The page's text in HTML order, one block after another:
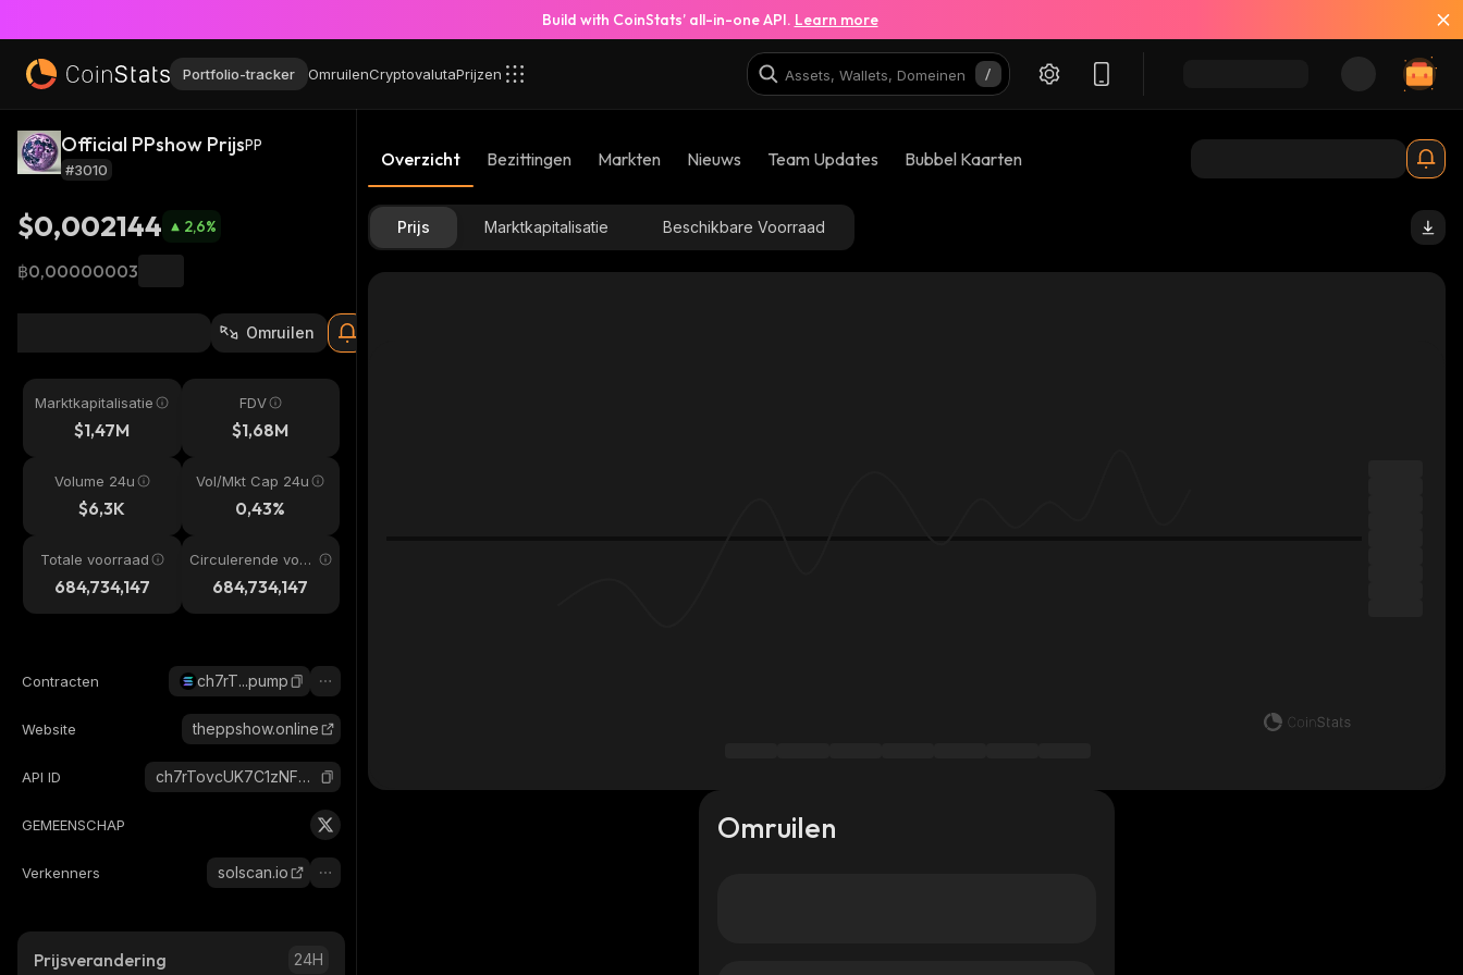
Build with CoinStats’ all-in-one API. Learn more
Portfolio-tracker OmruilenCryptovalutaPrijzen
Official PPshow PrijsPP
#3010
$0,002144 2,6%
฿0,00000003
Omruilen
Marktkapitalisatie
$1,47M
FDV
$1,68M
Volume 24u
$6,3K
Vol/Mkt Cap 24u
0,43%
Totale voorraad
684,734,147
Circulerende voor
raad684,734,147
Contracten ch7rT...pump
Website theppshow.online
API ID ch7rTovcUK7C1zNFM7F93kXU2CByYUsJT4pwYx7pump_solana
GEMEENSCHAP
Verkenners solscan.io
Prijsverandering 24H
Overzicht Bezittingen Markten Nieuws Team Updates Bubbel Kaarten
Prijs Marktkapitalisatie Beschikbare Voorraad
Omruilen